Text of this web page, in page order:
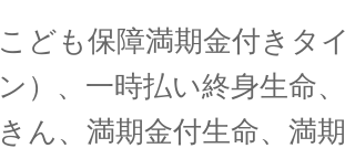
こども保障満期金付きタ
ン）、一時払い終身生命
きん、満期金付生命、満